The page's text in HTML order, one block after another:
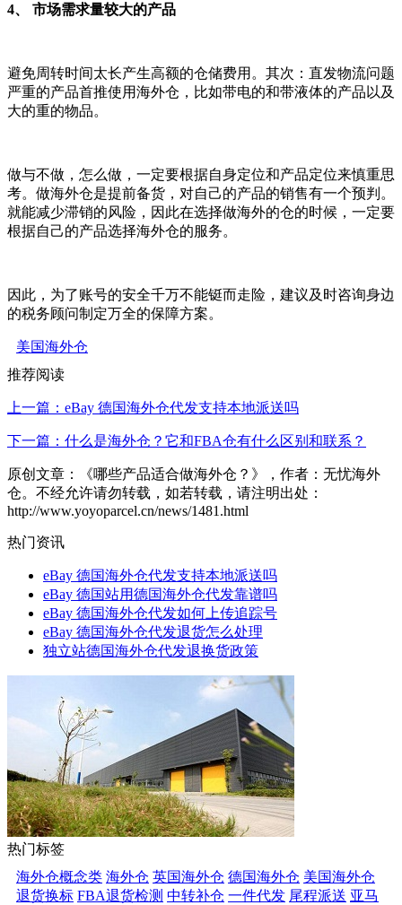
4、 市场需求量较大的产品
避免周转时间太长产生高额的仓储费用。其次：直发物流问题
严重的产品首推使用海外仓，比如带电的和带液体的产品以及
大的重的物品。
做与不做，怎么做，一定要根据自身定位和产品定位来慎重思
考。做海外仓是提前备货，对自己的产品的销售有一个预判。
就能减少滞销的风险，因此在选择做海外的仓的时候，一定要
根据自己的产品选择海外仓的服务。
因此，为了账号的安全千万不能铤而走险，建议及时咨询身边
的税务顾问制定万全的保障方案。
美国海外仓
推荐阅读
上一篇：eBay 德国海外仓代发支持本地派送吗
下一篇：什么是海外仓？它和FBA仓有什么区别和联系？
原创文章：《哪些产品适合做海外仓？》，作者：无忧海外
仓。不经允许请勿转载，如若转载，请注明出处：
http://www.yoyoparcel.cn/news/1481.html
热门资讯
eBay 德国海外仓代发支持本地派送吗
eBay 德国站用德国海外仓代发靠谱吗
eBay 德国海外仓代发如何上传追踪号
eBay 德国海外仓代发退货怎么处理
独立站德国海外仓代发退换货政策
热门标签
海外仓概念类 海外仓 英国海外仓 德国海外仓 美国海外仓
退货换标 FBA退货检测 中转补仓 一件代发 尾程派送 亚马